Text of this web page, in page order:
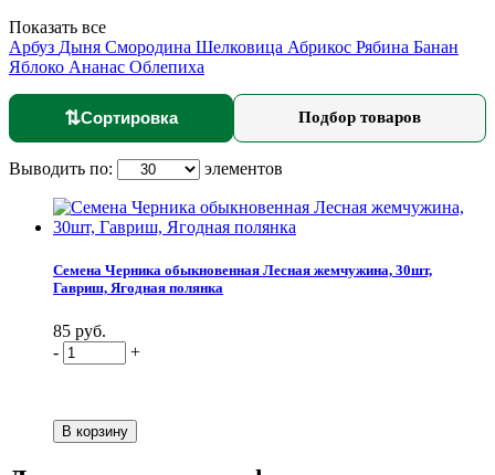
Показать все
Арбуз Дыня Смородина Шелковица Абрикос Рябина Банан
Яблоко Ананас Облепиха
⇅Сортировка Подбор товаров
Выводить по: элементов
Семена Черника обыкновенная Лесная жемчужина, 30шт,
Гавриш, Ягодная полянка
85 руб.
-
+